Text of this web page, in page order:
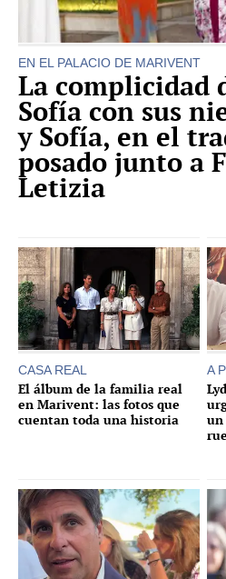
EN EL PALACIO DE MARIVENT
La complicidad
Sofía con sus
y Sofía, en el
posado junto a
Letizia
CASA REAL
El álbum de la familia real
en Marivent: las fotos que
cuentan toda una historia
A
un